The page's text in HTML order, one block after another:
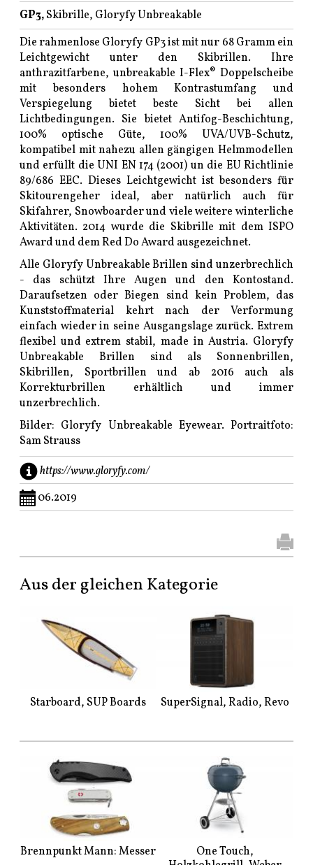
GP3,Skibrille, Gloryfy Unbreakable
Die rahmenlose Gloryfy GP3 ist mit nur 68 Gramm ein
Leichtgewicht unter den Skibrillen. Ihre
anthrazitfarbene, unbreakable I-Flex® Doppelscheibe
mit besonders hohem Kontrastumfang und
Verspiegelung bietet beste Sicht bei allen
Lichtbedingungen. Sie bietet Antifog-Beschichtung,
100% optische Güte, 100% UVA/UVB-Schutz,
kompatibel mit nahezu allen gängigen Helmmodellen
und erfüllt die UNI EN 174 (2001) un die EU Richtlinie
89/686 EEC. Dieses Leichtgewicht ist besonders für
Skitourengeher ideal, aber natürlich auch für
Skifahrer, Snowboarder und viele weitere winterliche
Aktivitäten. 2014 wurde die Skibrille mit dem ISPO
Award und dem Red Do Award ausgezeichnet.
Alle Gloryfy Unbreakable Brillen sind unzerbrechlich
- das schützt Ihre Augen und den Kontostand.
Daraufsetzen oder Biegen sind kein Problem, das
Kunststoffmaterial kehrt nach der Verformung
einfach wieder in seine Ausgangslage zurück. Extrem
flexibel und extrem stabil, made in Austria. Gloryfy
Unbreakable Brillen sind als Sonnenbrillen,
Skibrillen, Sportbrillen und ab 2016 auch als
Korrekturbrillen erhältlich und immer
unzerbrechlich.
Bilder: Gloryfy Unbreakable Eyewear. Portraitfoto:
Sam Strauss
https://www.gloryfy.com/
06.2019
Aus der gleichen Kategorie
Starboard, SUP Boards SuperSignal, Radio, Revo
Brennpunkt Mann: Messer
One Touch,